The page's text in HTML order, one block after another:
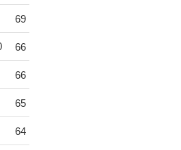
69
66
66
65
64